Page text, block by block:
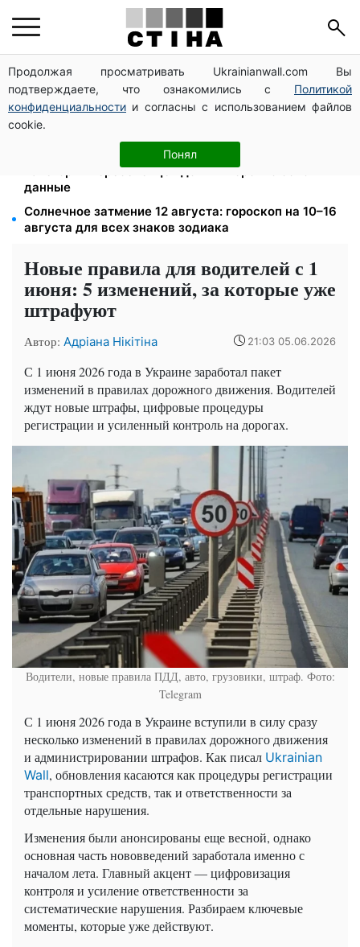
Продолжая просматривать Ukrainianwall.com Вы
подтверждаете, что ознакомились с Политикой
конфиденциальности и согласны с использованием файлов
cookie.
Понял
120 000 грн на авто: компенсацию для ветеранов
хотят распространить на III группу инвалидности
Пенсия по инвалидности III группы с сентября: от
2595 до 10 625 грн — кто сколько получит
Выплаты ВПЛ в августе — 2000 и 3000 грн: 4
категории переселенцев должны срочно обновить
данные
Солнечное затмение 12 августа: гороскоп на 10–16
августа для всех знаков зодиака
Новые правила для водителей с 1
июня: 5 изменений, за которые уже
штрафуют
Автор: Адріана Нікітіна 21:03 05.06.2026
С 1 июня 2026 года в Украине заработал пакет
изменений в правилах дорожного движения. Водителей
ждут новые штрафы, цифровые процедуры
регистрации и усиленный контроль на дорогах.
Водители, новые правила ПДД, авто, грузовики, штраф. Фото:
Telegram
С 1 июня 2026 года в Украине вступили в силу сразу
несколько изменений в правилах дорожного движения
и администрировании штрафов. Как писал Ukrainian
Wall, обновления касаются как процедуры регистрации
транспортных средств, так и ответственности за
отдельные нарушения.
Изменения были анонсированы еще весной, однако
основная часть нововведений заработала именно с
началом лета. Главный акцент — цифровизация
контроля и усиление ответственности за
систематические нарушения. Разбираем ключевые
моменты, которые уже действуют.